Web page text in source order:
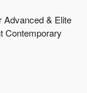
Advanced & Elite
Contemporary